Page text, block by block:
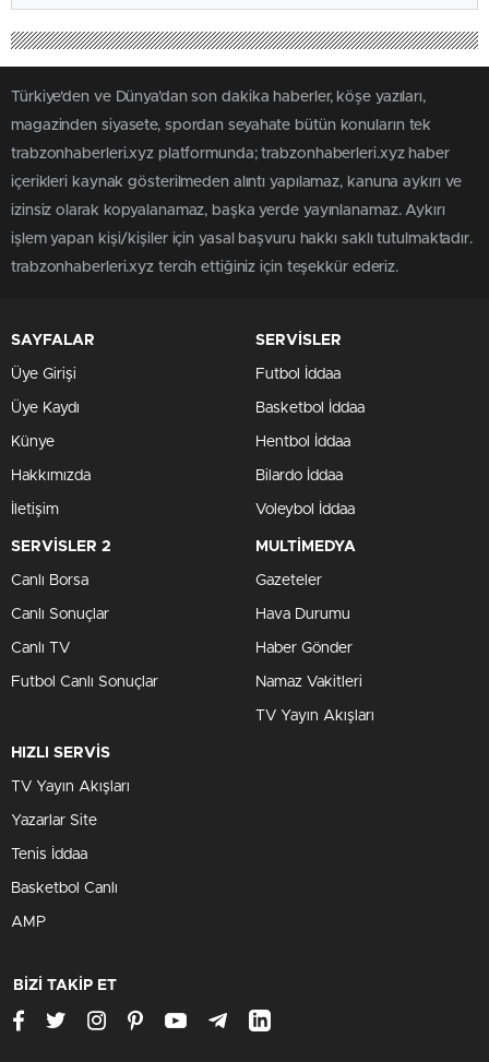
Türkiye'den ve Dünya’dan son dakika haberler, köşe yazıları,
magazinden siyasete, spordan seyahate bütün konuların tek
trabzonhaberleri.xyz platformunda; trabzonhaberleri.xyz haber
içerikleri kaynak gösterilmeden alıntı yapılamaz, kanuna aykırı ve
izinsiz olarak kopyalanamaz, başka yerde yayınlanamaz. Aykırı
işlem yapan kişi/kişiler için yasal başvuru hakkı saklı tutulmaktadır.
trabzonhaberleri.xyz tercih ettiğiniz için teşekkür ederiz.
SAYFALAR
Üye Girişi
Üye Kaydı
Künye
Hakkımızda
İletişim
SERVİSLER
Futbol İddaa
Basketbol İddaa
Hentbol İddaa
Bilardo İddaa
Voleybol İddaa
SERVİSLER 2
Canlı Borsa
Canlı Sonuçlar
Canlı TV
Futbol Canlı Sonuçlar
MULTİMEDYA
Gazeteler
Hava Durumu
Haber Gönder
Namaz Vakitleri
TV Yayın Akışları
HIZLI SERVİS
TV Yayın Akışları
Yazarlar Site
Tenis İddaa
Basketbol Canlı
AMP
BİZİ TAKİP ET